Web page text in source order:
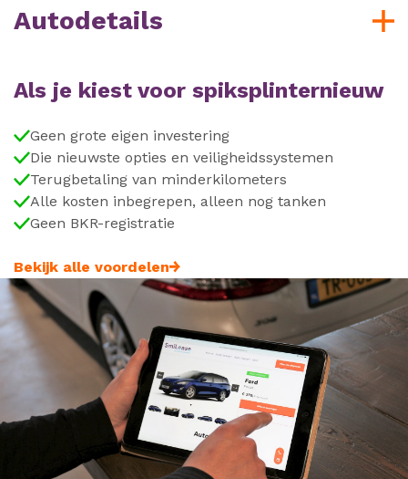
Autodetails
Als je kiest voor spiksplinternieuw
Geen grote eigen investering
Die nieuwste opties en veiligheidssystemen
Terugbetaling van minderkilometers
Alle kosten inbegrepen, alleen nog tanken
Geen BKR-registratie
Bekijk alle voordelen